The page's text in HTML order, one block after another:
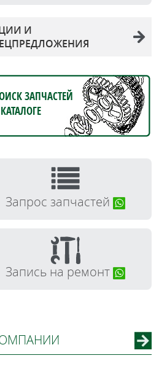
И
ЗАПЧАСТЕЙ
Запрос запчастей
Запись на ремонт